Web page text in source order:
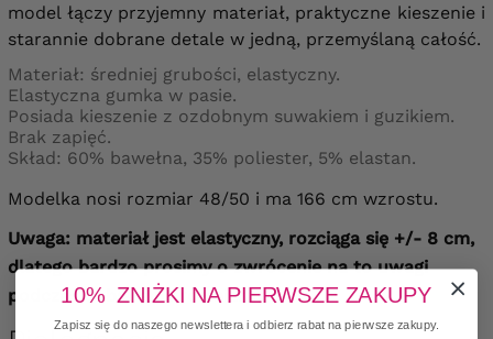
model łączy przyjemny materiał, praktyczne kieszenie i
starannie dobrane detale w jedną, przemyślaną całość.
Materiał: średniej grubości, elastyczny.
Elastyczna gumka w pasie.
Posiada kieszenie z ozdobnym suwakiem i guzikiem.
Brak zapięć.
Skład: 60% bawełna, 35% poliester, 5% elastan.
Modelka nosi rozmiar 48/50 i ma 166 cm wzrostu.
Uwaga: materiał jest elastyczny, rozciąga się +/- 8 cm,
dlatego bardzo prosimy o zwrócenie na to uwagi
podczas dobierania rozmiaru.
10% ZNIŻKI NA PIERWSZE ZAKUPY
Zapisz się do naszego newslettera i odbierz rabat na pierwsze zakupy.